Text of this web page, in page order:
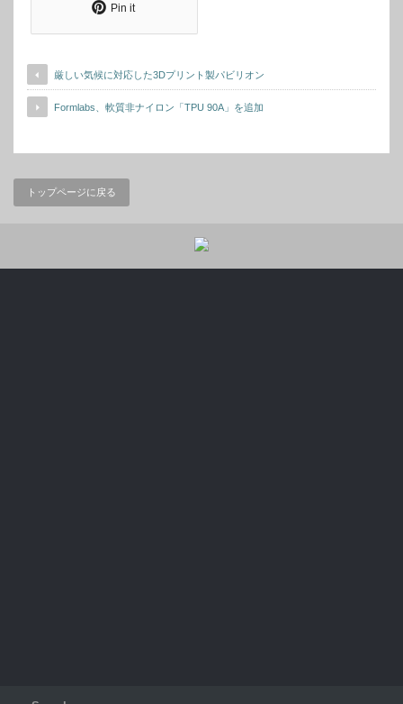
Pin it
厳しい気候に対応した3Dプリント製パビリオン
Formlabs、軟質非ナイロン「TPU 90A」を追加
トップページに戻る